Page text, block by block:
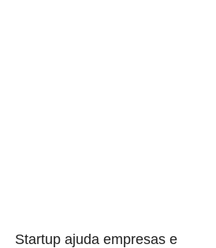
Startup ajuda empresas e